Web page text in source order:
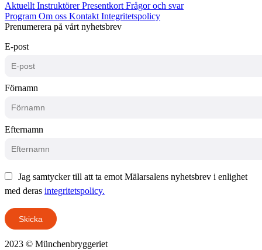
Aktuellt InstruktörerPresentkort Frågor och svar
Program Om oss Kontakt Integritetspolicy
Prenumerera på vårt nyhetsbrev
E-post
Förnamn
Efternamn
Jag samtycker till att ta emot Mälarsalens nyhetsbrev i enlighet
med deras integritetspolicy.
Skicka
2023 © Münchenbryggeriet